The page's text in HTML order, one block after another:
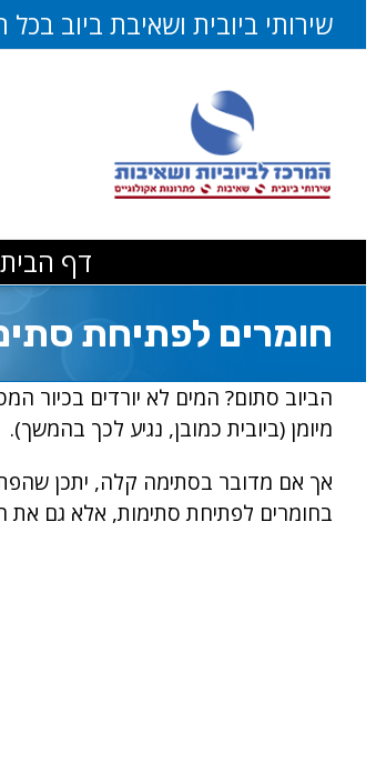
לתוכן
שירותי ביובית ושאיבת ביוב
דף הבית
חומרים לפתיחת
הביוב סתום? המים לא יורדים בכיור
מיומן (ביובית כמובן, נגיע לכך בהמשך).
אך אם מדובר בסתימה קלה, יתכן
בחומרים לפתיחת סתימות, אלא גם את